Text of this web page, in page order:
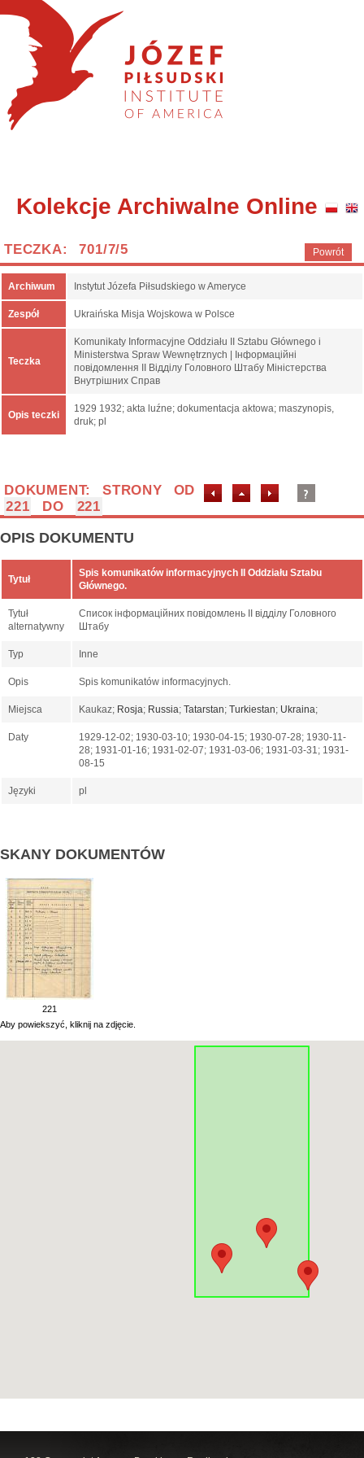
Kolekcje Archiwalne Online
Powrót
TECZKA: 701/7/5
Archiwum Instytut Józefa Piłsudskiego w Ameryce
Zespół Ukraińska Misja Wojskowa w Polsce
Teczka
Komunikaty Informacyjne Oddziału II Sztabu Głównego i
Ministerstwa Spraw Wewnętrznych | Інформаційні
повідомлення ІІ Відділу Головного Штабу Міністерства
Внутрішних Справ
Opis teczki
1929 1932; akta luźne; dokumentacja aktowa; maszynopis,
druk; pl
DOKUMENT: STRONY OD
221
DO 221
OPIS DOKUMENTU
Tytuł
Spis komunikatów informacyjnych II Oddziału Sztabu
Głównego.
Tytuł
alternatywny
Список інформаційних повідомлень ІІ відділу Головного
Штабу
Typ Inne
Opis Spis komunikatów informacyjnych.
Miejsca Kaukaz; Rosja; Russia; Tatarstan; Turkiestan; Ukraina;
Daty
1929-12-02; 1930-03-10; 1930-04-15; 1930-07-28; 1930-11-
28; 1931-01-16; 1931-02-07; 1931-03-06; 1931-03-31; 1931-
08-15
Języki pl
SKANY DOKUMENTÓW
221
Aby powiekszyć, kliknij na zdjęcie.